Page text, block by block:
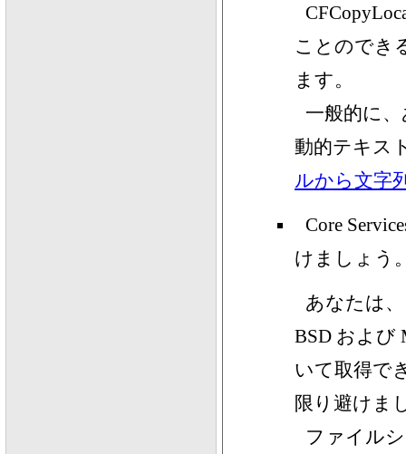
ことのでき
ます。
一般的に
動的テキス
ルから文字
Core
けましょう
あなたは
BSD および
いて取得で
限り避けま
ファイル